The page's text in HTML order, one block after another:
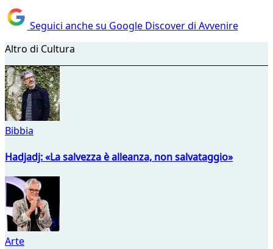
Seguici anche su Google Discover di Avvenire
Altro di Cultura
Bibbia
Hadjadj: «La salvezza è alleanza, non salvataggio»
Arte